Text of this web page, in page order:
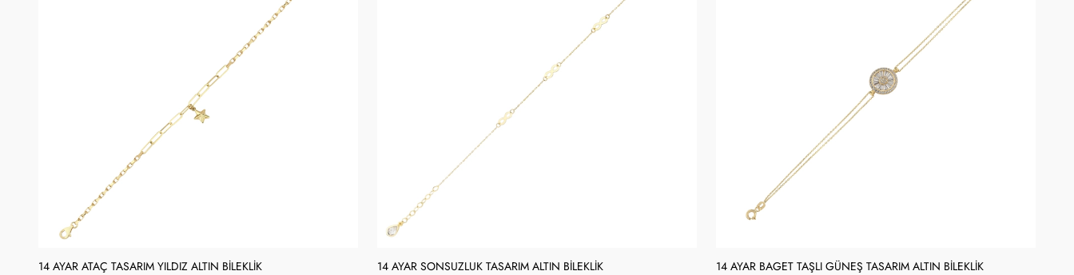
14 AYAR ATAÇ TASARIM YILDIZ ALTIN BILEKLIK 14 AYAR SONSUZLUK TASARIM ALTIN BILEKLIK 14 AYAR BAGET TAŞLI GÜNEŞ TASARIM ALTIN BILEKLIK